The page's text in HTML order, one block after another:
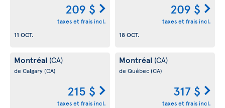
209 $
taxes et frais incl.
11 OCT.
209 $
taxes et frais incl.
18 OCT.
Montréal (CA)
de Calgary(CA)
215 $
taxes et frais incl.
Montréal (CA)
de Québec(CA)
317 $
taxes et frais incl.